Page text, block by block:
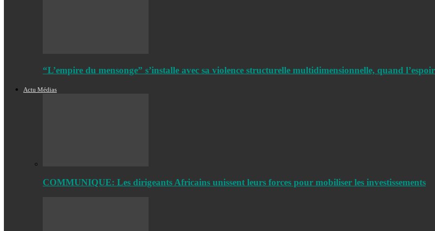
“L’empire du mensonge” s’installe avec sa violence structurelle multidimensionnelle, quand
Actu Médias
COMMUNIQUE: Les dirigeants Africains unissent leurs forces pour mobiliser les investissements